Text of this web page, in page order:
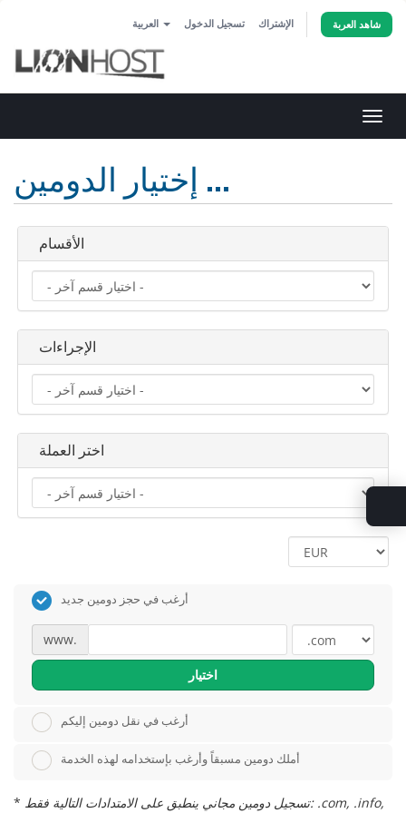
تسجيل الدخول الإشتراك شاهد العربة
تبديل
التنقل
إختيار الدومين ...
الأقسام
الإجراءات
اختر العملة
أرغب في حجز دومين جديد
www.
اختيار
أرغب في نقل دومين إليكم
أملك دومين مسبقاً وأرغب بإستخدامه لهذه الخدمة
* تسجيل دومين مجاني ينطبق على الامتدادات التالية فقط: .com, .info,